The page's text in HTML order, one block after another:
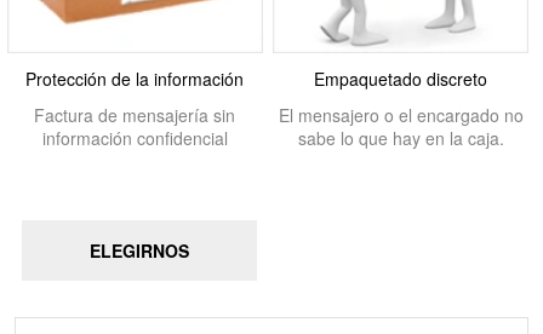
Protección de la información
Factura de mensajería sin
información confidencial
Empaquetado discreto
El mensajero o el encargado no
sabe lo que hay en la caja.
ELEGIRNOS